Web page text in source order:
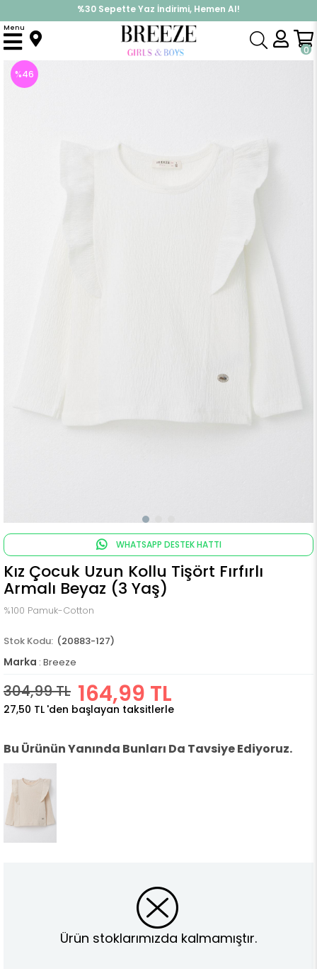
%30 Sepette Yaz İndirimi, Hemen Al!
İndirimlere ek %10 İndirimi Kap, Hemen Üye Ol!
0
Menu
Anasayfa Üst Giyim Uzun Kollu Tişört Kız Çocuk Uzun Kollu Tişört Fırfırlı Armalı Beyaz (3 Yaş)
%46
WHATSAPP DESTEK HATTI
Kız Çocuk Uzun Kollu Tişört Fırfırlı
Armalı Beyaz (3 Yaş)
%100 Pamuk-Cotton
(20883-127)
Marka : Breeze
304,99 TL 164,99 TL
27,50 TL 'den başlayan taksitlerle
Bu Ürünün Yanında Bunları Da Tavsiye Ediyoruz.
Ürün stoklarımızda kalmamıştır.